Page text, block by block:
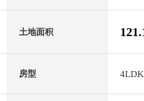
土地面积
房型 4LDK